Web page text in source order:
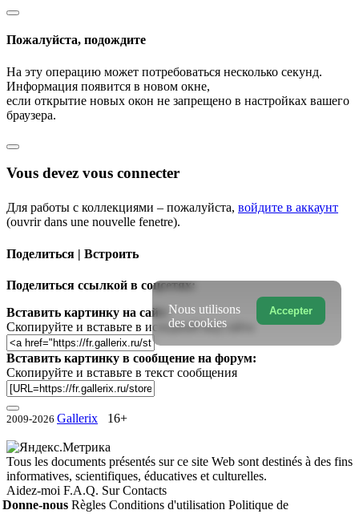
Пожалуйста, подождите
На эту операцию может потребоваться несколько секунд.
Информация появится в новом окне,
если открытие новых окон не запрещено в настройках вашего
браузера.
Vous devez vous connecter
Для работы с коллекциями – пожалуйста, войдите в аккаунт
(ouvrir dans une nouvelle fenetre).
Поделиться | Встроить
Поделиться ссылкой в соцсетях:
Вставить картинку на сайт:
Скопируйте и вставьте в исходный код сайта
Вставить картинку в сообщение на форум:
Скопируйте и вставьте в текст сообщения
2009-2026 Gallerix 16+
Tous les documents présentés sur ce site Web sont destinés à des fins
informatives, scientifiques, éducatives et culturelles.
Aidez-moi F.A.Q. SurContacts
Donne-nous Règles Conditions d'utilisation Politique de
Accepter
Nous utilisons
des cookies